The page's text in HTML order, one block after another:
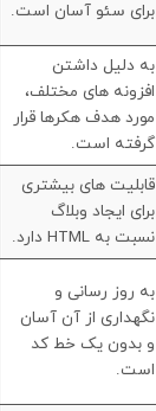
برای سئو آسان است.
به دلیل داشتن
افزونه های مختلف،
مورد هدف هکرها قرار
گرفته است.
قابلیت های بیشتری
برای ایجاد وبلاگ
نسبت به HTML دارد.
به روز رسانی و
نگهداری از آن آسان
و بدون یک خط کد
است.